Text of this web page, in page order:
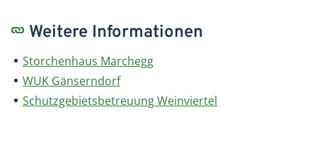
Weitere Informationen
Storchenhaus Marchegg
WUK Gänserndorf
Schutzgebietsbetreuung Weinviertel